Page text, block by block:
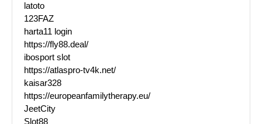
latoto
123FAZ
harta11 login
https://fly88.deal/
ibosport slot
https://atlaspro-tv4k.net/
kaisar328
https://europeanfamilytherapy.eu/
JeetCity
Slot88